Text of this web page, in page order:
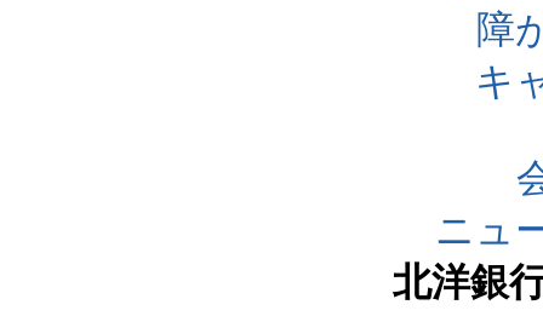
障
キ
ニュ
北洋銀